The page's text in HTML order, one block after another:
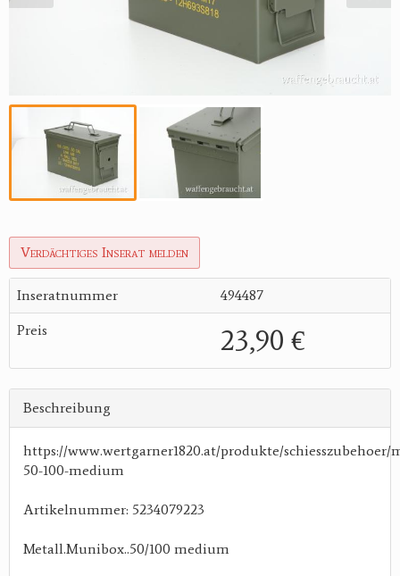
Verdächtiges Inserat melden
Inseratnummer 494487
Preis 23,90 €
Beschreibung
https://www.wertgarner1820.at/produkte/
50-100-medium
Artikelnummer: 5234079223
Metall.Munibox..50/100 medium